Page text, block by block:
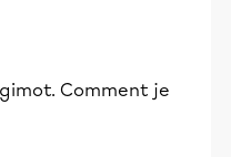
Comment je